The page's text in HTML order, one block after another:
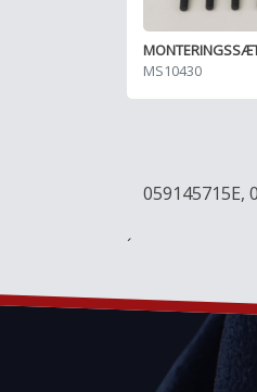
MS10430
059145715E,
´